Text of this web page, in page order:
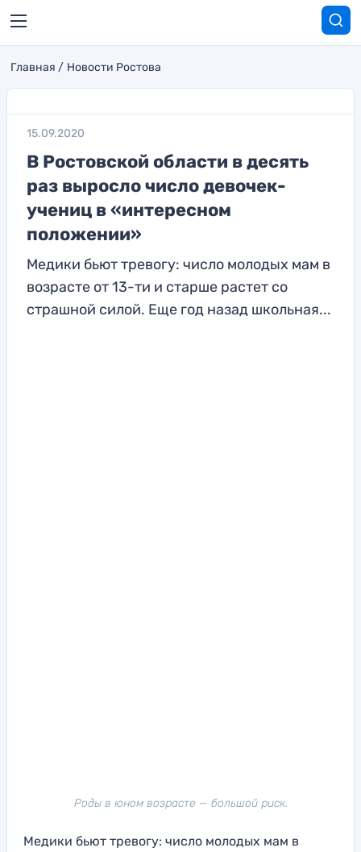
Главная Новости Ростова
15.09.2020
В Ростовской области в десять
раз выросло число девочек-
учениц в «интересном
положении»
Медики бьют тревогу: число молодых мам в
возрасте от 13-ти и старше растет со
страшной силой. Еще год назад школьная...
Роды в юном возрасте — большой риск.
Медики бьют тревогу: число молодых мам в